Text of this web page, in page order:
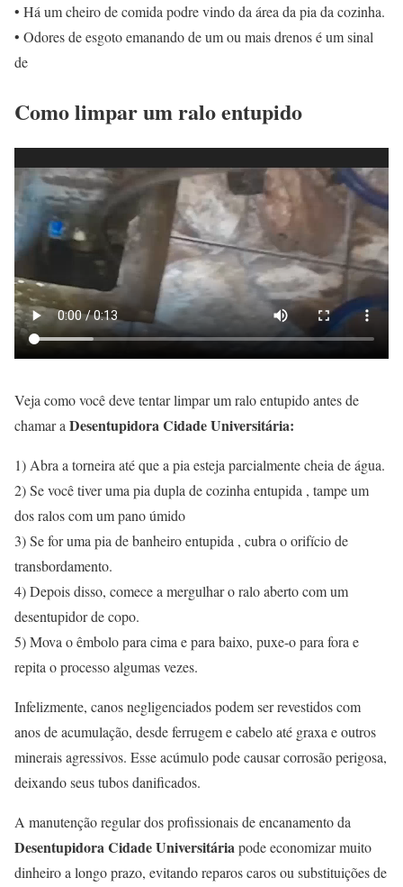
• Há um cheiro de comida podre vindo da área da pia da cozinha.
• Odores de esgoto emanando de um ou mais drenos é um sinal
de
Como limpar um ralo entupido
Veja como você deve tentar limpar um ralo entupido antes de
chamar aDesentupidora Cidade Universitária:
1) Abra a torneira até que a pia esteja parcialmente cheia de água.
2) Se você tiver uma pia dupla de cozinha entupida , tampe um
dos ralos com um pano úmido
3) Se for uma pia de banheiro entupida , cubra o orifício de
transbordamento.
4) Depois disso, comece a mergulhar o ralo aberto com um
desentupidor de copo.
5) Mova o êmbolo para cima e para baixo, puxe-o para fora e
repita o processo algumas vezes.
Infelizmente, canos negligenciados podem ser revestidos com
anos de acumulação, desde ferrugem e cabelo até graxa e outros
minerais agressivos. Esse acúmulo pode causar corrosão perigosa,
deixando seus tubos danificados.
A manutenção regular dos profissionais de encanamento da
Desentupidora Cidade Universitáriapode economizar muito
dinheiro a longo prazo, evitando reparos caros ou substituições de